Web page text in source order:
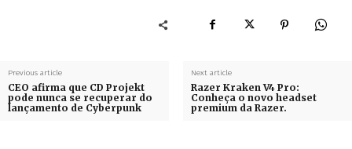
Previous article
CEO afirma que CD Projekt
pode nunca se recuperar do
lançamento de Cyberpunk
Next article
Razer Kraken V4 Pro:
Conheça o novo headset
premium da Razer.